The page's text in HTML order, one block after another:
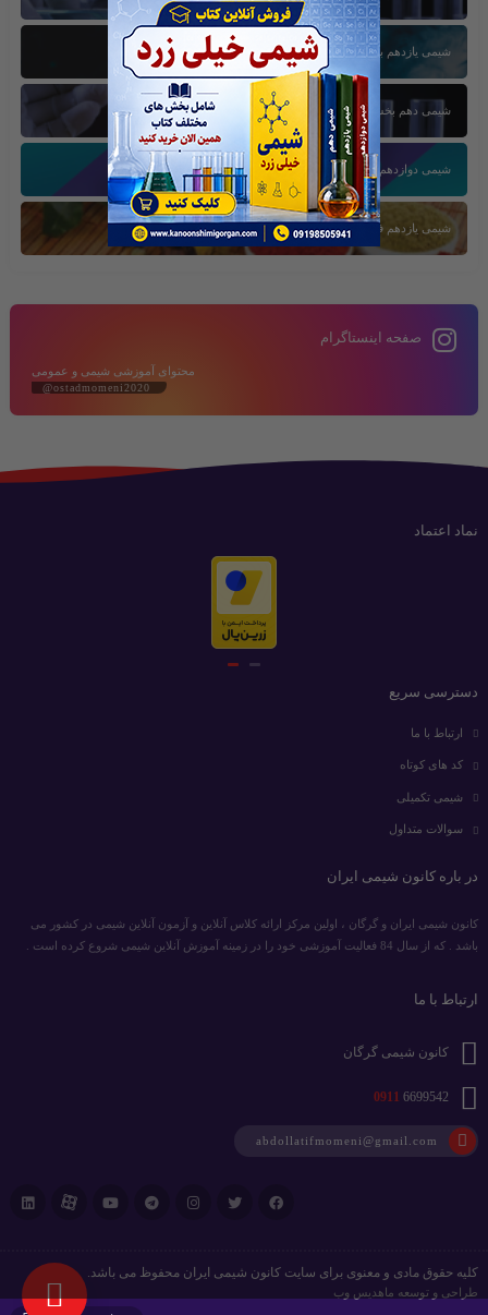
شیمی یازدهم بخش سوم
شیمی دهم بخش اول
شیمی دوازدهم بخش سوم
شیمی یازدهم فصل دوم
صفحه اینستاگرام
محتوای آموزشی شیمی و عمومی
@ostadmomeni2020
نماد اعتماد
دسترسی سریع
ارتباط با ما
کد های کوتاه
شیمی تکمیلی
سوالات متداول
در باره کانون شیمی ایران
کانون شیمی ایران و گرگان ، اولین مرکز ارائه کلاس آنلاین و آزمون آنلاین شیمی در کشور می
باشد . که از سال 84 فعالیت آموزشی خود را در زمینه آموزش آنلاین شیمی شروع کرده است .
ارتباط با ما
کانون شیمی گرگان
0911 6699542
abdollatifmomeni@gmail.com
کلیه حقوق مادی و معنوی برای سایت کانون شیمی ایران محفوظ می باشد.
طراحی و توسعه ماهدیس وب